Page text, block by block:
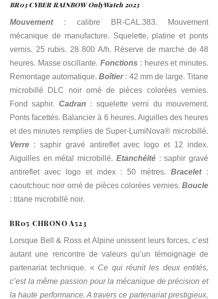
BR03 CYBER RAINBOW OnlyWatch 2023
Mouvement: calibre BR-CAL.383. Mouvement
mécanique de manufacture. Squelette, platine et ponts
vernis. 25 rubis. 28 800 A/h. Réserve de marche de 48
heures. Masse oscillante.Fonctions : heures et minutes.
Remontage automatique.Boîtier: 42 mm de large. Titane
microbillé DLC noir orné de pièces colorées vernies.
Fond saphir. Cadran : squelette verni du mouvement.
Ponts facettés. Balancier à 6 heures. Aiguilles des heures
et des minutes remplies de Super-LumiNova® microbillé.
Verre : saphir gravé antireflet avec logo et 12 index.
Aiguilles en métal microbillé. Etanchéité: saphir gravé
antireflet avec logo et index : 50 mètres.Bracelet:
caoutchouc noir orné de pièces colorées vernies. Boucle
: titane microbillé noir.
BR05 CHRONO A523
Lorsque Bell & Ross et Alpine unissent leurs forces, c’est
autant une rencontre de valeurs qu’un témoignage de
partenariat technique. « Ce qui réunit les deux entités,
c’est la même passion pour la mécanique de précision et
la haute performance. A travers ce partenariat prestigieux,